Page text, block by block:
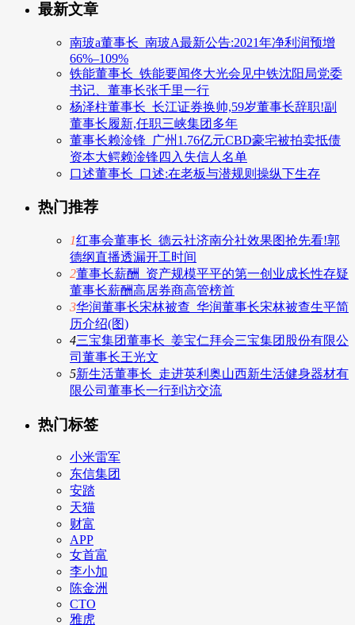
最新文章
南玻a董事长_南玻A最新公告:2021年净利润预增
66%–109%
铁能董事长_铁能要闻佟大光会见中铁沈阳局党委
书记、董事长张千里一行
杨泽柱董事长_长江证券换帅,59岁董事长辞职!副
董事长履新,任职三峡集团多年
董事长赖淦锋_广州1.76亿元CBD豪宅被拍卖抵债
资本大鳄赖淦锋四入失信人名单
口述董事长_口述:在老板与潜规则操纵下生存
热门推荐
1红事会董事长_德云社济南分社效果图抢先看!郭
德纲直播透漏开工时间
2董事长薪酬_资产规模平平的第一创业成长性存疑
董事长薪酬高居券商高管榜首
3华润董事长宋林被查_华润董事长宋林被查生平简
历介绍(图)
4三宝集团董事长_姜宝仁拜会三宝集团股份有限公
司董事长王光文
5新生活董事长_走进英利奥山西新生活健身器材有
限公司董事长一行到访交流
热门标签
小米雷军
东信集团
安踏
天猫
财富
APP
女首富
李小加
陈金洲
CTO
雅虎